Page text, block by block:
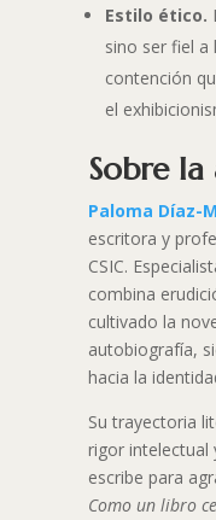
Estilo ético.
sino ser fiel a
contención
el
Sobre
Paloma Díaz-
escritora y
CSIC.
combina
cultivado la
autobiografía,
hacia la
Su trayectoria
rigor intelectual
escribe para
Como un libro